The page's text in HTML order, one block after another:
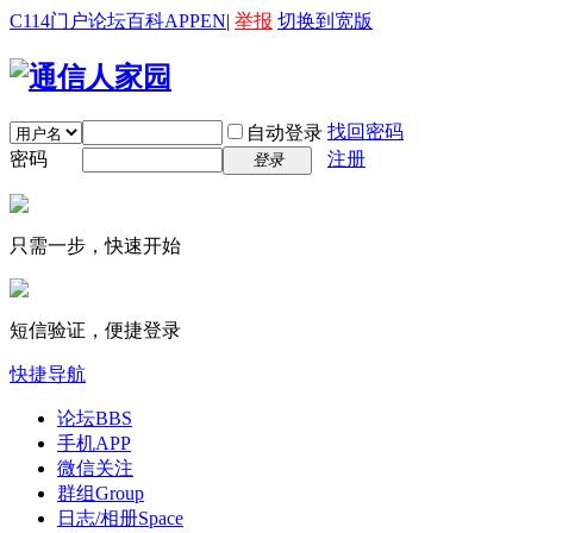
C114门户论坛百科APPEN| 举报 切换到宽版
自动登录 找回密码
密码
登录 注册
只需一步，快速开始
短信验证，便捷登录
快捷导航
论坛BBS
手机APP
微信关注
群组Group
日志/相册Space